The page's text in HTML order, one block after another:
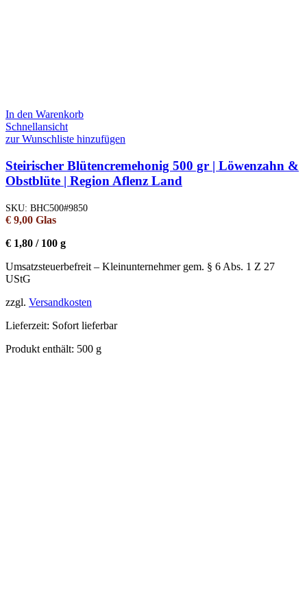
In den Warenkorb
Schnellansicht
zur Wunschliste hinzufügen
Steirischer Blütencremehonig 500 gr | Löwenzahn &
Obstblüte | Region Aflenz Land
SKU: BHC500#9850
€ 9,00 Glas
€ 1,80 / 100 g
Umsatzsteuerbefreit – Kleinunternehmer gem. § 6 Abs. 1 Z 27
UStG
zzgl. Versandkosten
Lieferzeit: Sofort lieferbar
Produkt enthält: 500 g